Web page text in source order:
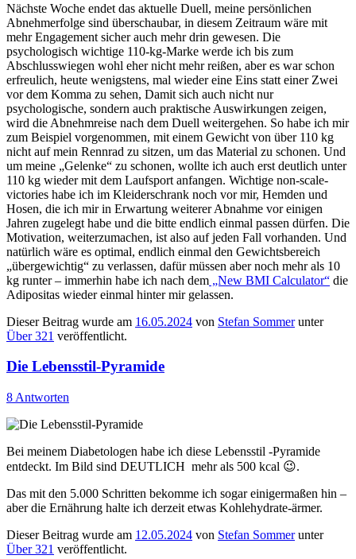
Nächste Woche endet das aktuelle Duell, meine persönlichen
Abnehmerfolge sind überschaubar, in diesem Zeitraum wäre mit
mehr Engagement sicher auch mehr drin gewesen. Die
psychologisch wichtige 110-kg-Marke werde ich bis zum
Abschlusswiegen wohl eher nicht mehr reißen, aber es war schon
erfreulich, heute wenigstens, mal wieder eine Eins statt einer Zwei
vor dem Komma zu sehen, Damit sich auch nicht nur
psychologische, sondern auch praktische Auswirkungen zeigen,
wird die Abnehmreise nach dem Duell weitergehen. So habe ich mir
zum Beispiel vorgenommen, mit einem Gewicht von über 110 kg
nicht auf mein Rennrad zu sitzen, um das Material zu schonen. Und
um meine „Gelenke“ zu schonen, wollte ich auch erst deutlich unter
110 kg wieder mit dem Laufsport anfangen. Wichtige non-scale-
victories habe ich im Kleiderschrank noch vor mir, Hemden und
Hosen, die ich mir in Erwartung weiterer Abnahme vor einigen
Jahren zugelegt habe und die bitte endlich einmal passen dürfen. Die
Motivation, weiterzumachen, ist also auf jeden Fall vorhanden. Und
natürlich wäre es optimal, endlich einmal den Gewichtsbereich
„übergewichtig“ zu verlassen, dafür müssen aber noch mehr als 10
kg runter – immerhin habe ich nach dem „New BMI Calculator“ die
Adipositas wieder einmal hinter mir gelassen.
Dieser Beitrag wurde am 16.05.2024 von Stefan Sommerunter
Über 321 veröffentlicht.
Die Lebensstil-Pyramide
8 Antworten
Bei meinem Diabetologen habe ich diese Lebensstil -Pyramide
entdeckt. Im Bild sind DEUTLICH mehr als 500 kcal 😉.
Das mit den 5.000 Schritten bekomme ich sogar einigermaßen hin –
aber die Ernährung halte ich derzeit etwas Kohlehydrate-ärmer.
Dieser Beitrag wurde am 12.05.2024 von Stefan Sommerunter
Über 321 veröffentlicht.